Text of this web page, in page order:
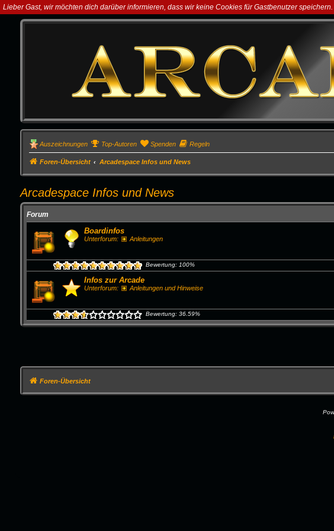
Lieber Gast, wir möchten dich darüber informieren, dass wir keine Cookies für Gastbenutzer
Auszeichnungen Top-Autoren Spenden Regeln
Foren-Übersicht Arcadespace Infos und News
Arcadespace Infos und News
Forum
Boardinfos
Unterforum: Anleitungen
Bewertung: 100%
Infos zur Arcade
Unterforum: Anleitungen und Hinweise
Bewertung: 36.59%
Foren-Übersicht